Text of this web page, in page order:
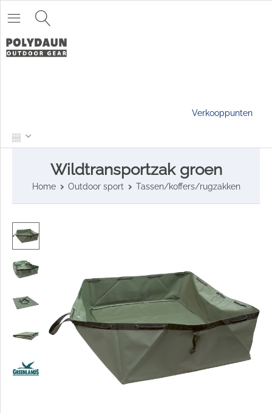
Verkooppunten
Wildtransportzak groen
Home Outdoor sport Tassen/koffers/rugzakken